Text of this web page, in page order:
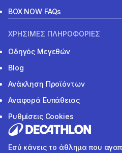
BOX NOW FAQs
ΧΡΗΣΙΜΕΣ ΠΛΗΡΟΦΟΡΙΕΣ
Οδηγός Μεγεθών
Blog
Ανάκληση Προϊόντων
Αναφορά Ευπάθειας
Ρυθμίσεις Cookies
Εσύ κάνεις το άθλημα που